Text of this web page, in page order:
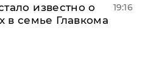
известно о
в семье Главкома
19:16